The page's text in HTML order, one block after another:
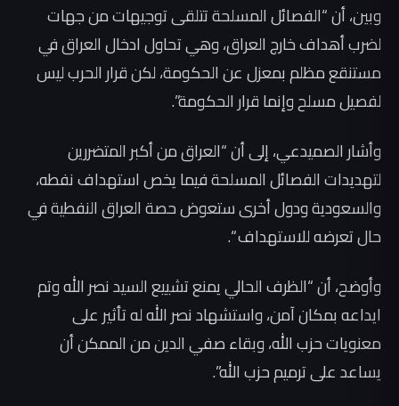
وبين، أن “الفصائل المسلحة تتلقى توجيهات من جهات
لضرب أهداف خارج العراق، وهي تحاول ادخال العراق في
مستنقع مظلم بمعزل عن الحكومة، لكن قرار الحرب ليس
لفصيل مسلح وإنما قرار الحكومة”.
وأشار الصميدعي، إلى أن “العراق من أكبر المتضررين
لتهديدات الفصائل المسلحة فيما يخص استهداف نفطه،
والسعودية ودول أخرى ستعوض حصة العراق النفطية في
حال تعرضه للاستهداف “.
وأوضح، أن “الظرف الحالي يمنع تشييع السيد نصر الله وتم
ايداعه بمكان آمن، واستشهاد نصر الله له تأثير على
معنويات حزب الله، وبقاء صفي الدين من الممكن أن
يساعد على ترميم حزب الله”.